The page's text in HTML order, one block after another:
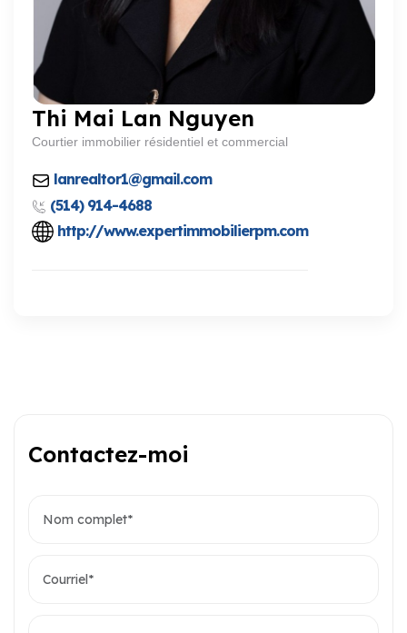
Thi Mai Lan Nguyen
Courtier immobilier résidentiel et commercial
lanrealtor1@gmail.com
(514) 914-4688
http://www.expertimmobilierpm.com
Contactez-moi